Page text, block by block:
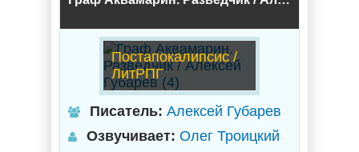
Постапокалипсис /
ЛитРПГ
Писатель: Алексей Губарев
Озвучивает: Олег Троицкий